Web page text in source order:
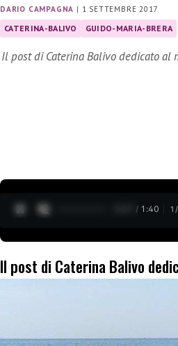
DARIO CAMPAGNA | 1 SETTEMBRE 2017
CATERINA-BALIVO GUIDO-MARIA-BRERA
Il post di Caterina Balivo dedicato al
0:28 / 1:40 1 /
Il post di Caterina Balivo